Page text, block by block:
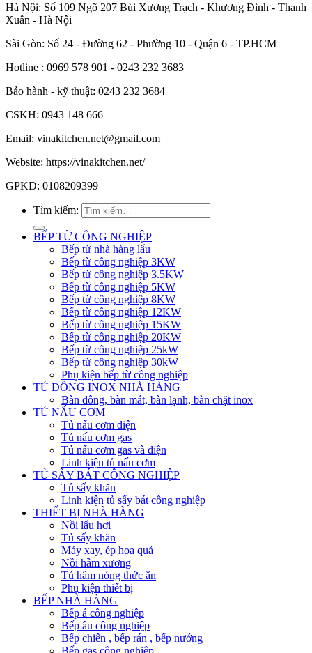
Hà Nội: Số 109 Ngõ 207 Bùi Xương Trạch - Khương Đình - Thanh
Xuân - Hà Nội
Sài Gòn: Số 24 - Đường 62 - Phường 10 - Quận 6 - TP.HCM
Hotline : 0969 578 901 - 0243 232 3683
Bảo hành - kỹ thuật: 0243 232 3684
CSKH: 0943 148 666
Email: vinakitchen.net@gmail.com
Website: https://vinakitchen.net/
GPKD: 0108209399
Tìm kiếm:
BẾP TỪ CÔNG NGHIỆP
Bếp từ nhà hàng lẩu
Bếp từ công nghiệp 3KW
Bếp từ công nghiệp 3.5KW
Bếp từ công nghiệp 5KW
Bếp từ công nghiệp 8KW
Bếp từ công nghiệp 12KW
Bếp từ công nghiệp 15KW
Bếp từ công nghiệp 20KW
Bếp từ công nghiệp 25kW
Bếp từ công nghiệp 30kW
Phụ kiện bếp từ công nghiệp
TỦ ĐÔNG INOX NHÀ HÀNG
Bàn đông, bàn mát, bàn lạnh, bàn chặt inox
TỦ NẤU CƠM
Tủ nấu cơm điện
Tủ nấu cơm gas
Tủ nấu cơm gas và điện
Linh kiện tủ nấu cơm
TỦ SẤY BÁT CÔNG NGHIỆP
Tủ sấy khăn
Linh kiện tủ sấy bát công nghiệp
THIẾT BỊ NHÀ HÀNG
Nồi lẩu hơi
Tủ sấy khăn
Máy xay, ép hoa quả
Nồi hầm xương
Tủ hâm nóng thức ăn
Phụ kiện thiết bị
BẾP NHÀ HÀNG
Bếp á công nghiệp
Bếp âu công nghiệp
Bếp chiên , bếp rán , bếp nướng
Bếp gas công nghiệp